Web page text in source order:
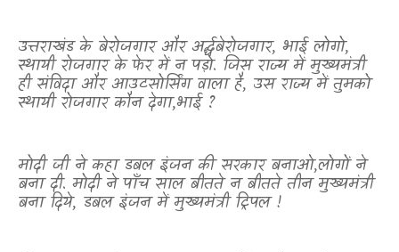
उत्तराखंड के बेरोजगार और अर्द्धबेरोजगार, भाई लोगो,
स्थायी रोजगार के फेर में न पड़ो. जिस राज्य में मुख्यमंत्री
ही संविदा और आउटसोर्सिंग वाला है, उस राज्य में तुमको
स्थायी रोजगार कौन देगा,भाई ?
मोदी जी ने कहा डबल इंजन की सरकार बनाओ,लोगों ने
बना दी. मोदी ने पाँच साल बीतते न बीतते तीन मुख्यमंत्री
बना दिये, डबल इंजन में मुख्यमंत्री ट्रिपल !